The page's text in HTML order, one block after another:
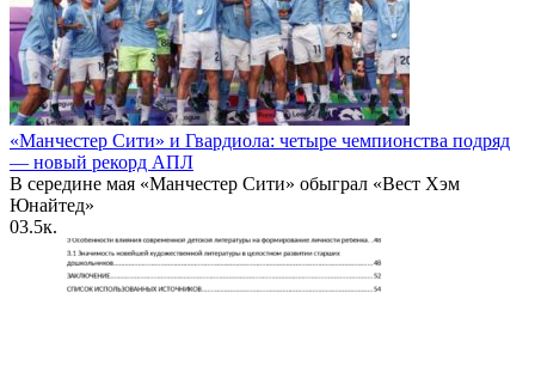
«Манчестер Сити» и Гвардиола: четыре чемпионства подряд
— новый рекорд АПЛ
В середине мая «Манчестер Сити» обыграл «Вест Хэм
Юнайтед»
03.5к.